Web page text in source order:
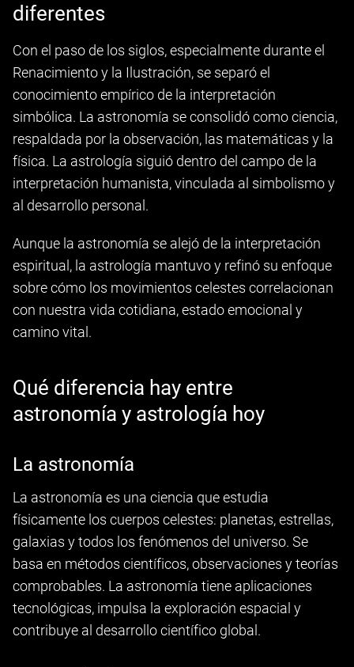
diferentes
Con el paso de los siglos, especialmente durante el
Renacimiento y la Ilustración, se separó el
conocimiento empírico de la interpretación
simbólica. La astronomía se consolidó como ciencia,
respaldada por la observación, las matemáticas y la
física. La astrología siguió dentro del campo de la
interpretación humanista, vinculada al simbolismo y
al desarrollo personal.
Aunque la astronomía se alejó de la interpretación
espiritual, la astrología mantuvo y refinó su enfoque
sobre cómo los movimientos celestes correlacionan
con nuestra vida cotidiana, estado emocional y
camino vital.
Qué diferencia hay entre
astronomía y astrología hoy
La astronomía
La astronomía es una ciencia que estudia
físicamente los cuerpos celestes: planetas, estrellas,
galaxias y todos los fenómenos del universo. Se
basa en métodos científicos, observaciones y teorías
comprobables. La astronomía tiene aplicaciones
tecnológicas, impulsa la exploración espacial y
contribuye al desarrollo científico global.